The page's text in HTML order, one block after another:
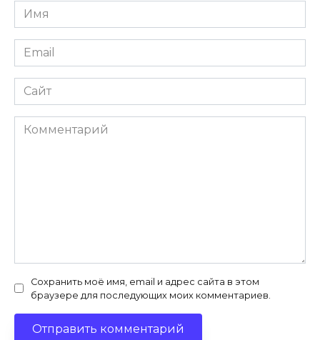
Имя
*
Email
*
Сайт
Комментарий
Сохранить моё имя, email и адрес сайта в этом
браузере для последующих моих комментариев.